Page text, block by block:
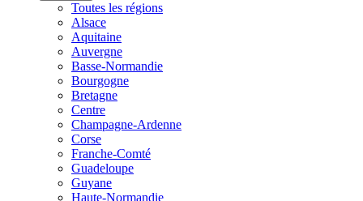
Toutes les régions
Alsace
Aquitaine
Auvergne
Basse-Normandie
Bourgogne
Bretagne
Centre
Champagne-Ardenne
Corse
Franche-Comté
Guadeloupe
Guyane
Haute-Normandie